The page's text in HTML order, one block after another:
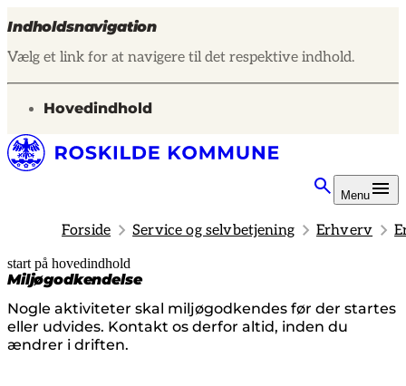
Indholdsnavigation
Vælg et link for at navigere til det respektive indhold.
gå til
Hovedindhold
Menu
Forside Service og selvbetjening Erhverv
start på hovedindhold
Miljøgodkendelse
Nogle aktiviteter skal miljøgodkendes før der startes
eller udvides. Kontakt os derfor altid, inden du
ændrer i driften.
senest opdateret 25. juni 2026